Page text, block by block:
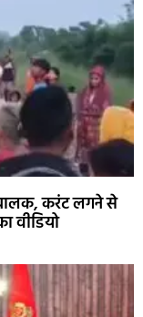
बालक, करंट लगने से
वीडियो